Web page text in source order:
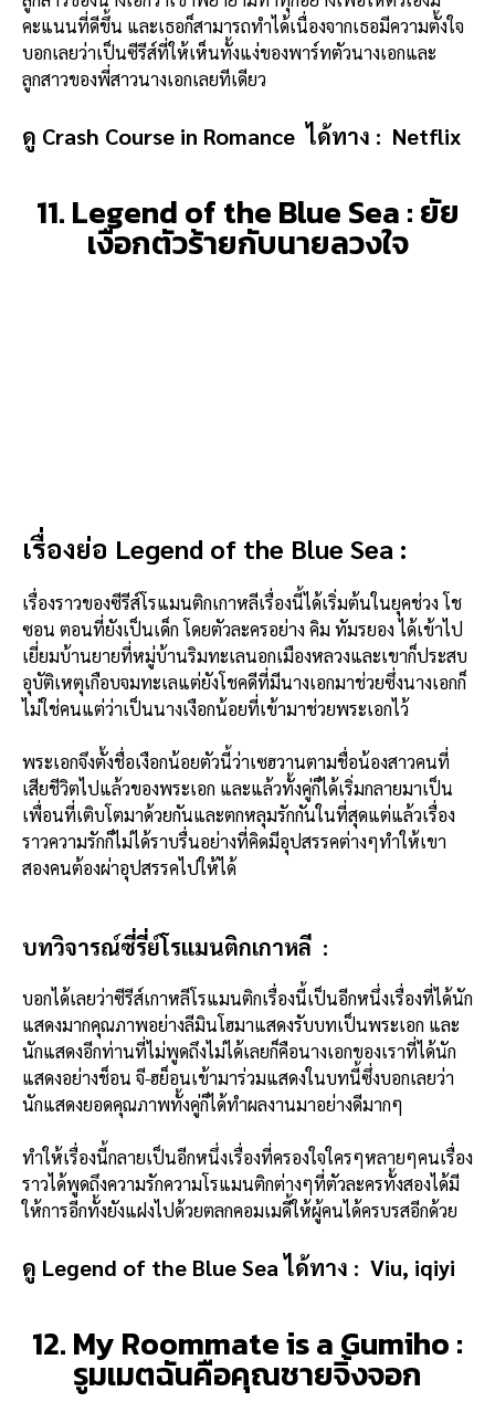
คะแนนที่ดีขึ้น และเธอก็สามารถทำได้เนื่องจากเธอมีความตั้งใจ
บอกเลยว่าเป็นซีรีส์ที่ให้เห็นทั้งแง่ของพาร์ทตัวนางเอกและ
ลูกสาวของพี่สาวนางเอกเลยทีเดียว
ดู Crash Course in Romanceได้ทาง : Netflix
11. Legend of the Blue Sea : ยัย
เงือกตัวร้ายกับนายลวงใจ
เรื่องย่อ Legend of the Blue Sea :
เรื่องราวของซีรีส์โรแมนติกเกาหลีเรื่องนี้ได้เริ่มต้นในยุคช่วง โช
ซอน ตอนที่ยังเป็นเด็ก โดยตัวละครอย่าง คิม ทัมรยอง ได้เข้าไป
เยี่ยมบ้านยายที่หมู่บ้านริมทะเลนอกเมืองหลวงและเขาก็ประสบ
อุบัติเหตุเกือบจมทะเลแต่ยังโชคดีที่มีนางเอกมาช่วยซึ่งนางเอกก็
ไม่ใช่คนแต่ว่าเป็นนางเงือกน้อยที่เข้ามาช่วยพระเอกไว้
พระเอกจึงตั้งชื่อเงือกน้อยตัวนี้ว่าเซฮวานตามชื่อน้องสาวคนที่
เสียชีวิตไปแล้วของพระเอก และแล้วทั้งคู่ก็ได้เริ่มกลายมาเป็น
เพื่อนที่เติบโตมาด้วยกันและตกหลุมรักกันในที่สุดแต่แล้วเรื่อง
ราวความรักก็ไม่ได้ราบรื่นอย่างที่คิดมีอุปสรรคต่างๆทำให้เขา
สองคนต้องผ่าอุปสรรคไปให้ได้
บทวิจารณ์ซี่รี่ย์โรแมนติกเกาหลี :
บอกได้เลยว่าซีรีส์เกาหลีโรแมนติกเรื่องนี้เป็นอีกหนึ่งเรื่องที่ได้นัก
แสดงมากคุณภาพอย่างลีมินโฮมาแสดงรับบทเป็นพระเอก และ
นักแสดงอีกท่านที่ไม่พูดถึงไม่ได้เลยก็คือนางเอกของเราที่ได้นัก
แสดงอย่างช็อน จี-ฮย็อนเข้ามาร่วมแสดงในบทนี้ซึ่งบอกเลยว่า
นักแสดงยอดคุณภาพทั้งคู่ก็ได้ทำผลงานมาอย่างดีมากๆ
ทำให้เรื่องนี้กลายเป็นอีกหนึ่งเรื่องที่ครองใจใครๆหลายๆคนเรื่อง
ราวได้พูดถึงความรักความโรแมนติกต่างๆที่ตัวละครทั้งสองได้มี
ให้การอีกทั้งยังแฝงไปด้วยตลกคอมเมดี้ให้ผู้คนได้ครบรสอีกด้วย
ดู Legend of the Blue Seaได้ทาง : Viu, iqiyi
12. My Roommate is a Gumiho :
รูมเมตฉันคือคุณชายจิ้งจอก